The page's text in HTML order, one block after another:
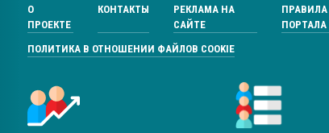
О
ПРОЕКТЕ
КОНТАКТЫ
РЕКЛАМА НА
САЙТЕ
ПРАВИЛА
ПОРТАЛА
ПОЛИТИКА В ОТНОШЕНИИ ФАЙЛОВ COOKIE